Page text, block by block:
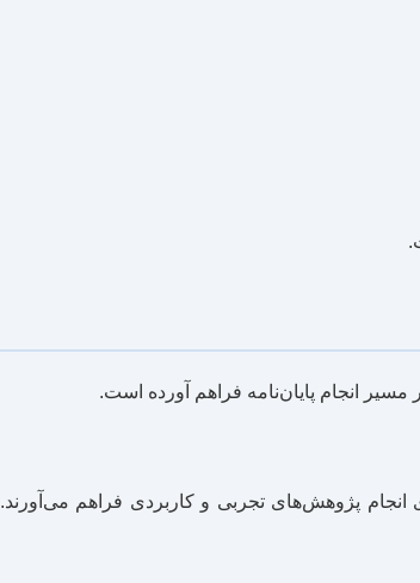
انجام پایان‌نامه فراهم آورده است.
پژوهش‌های تجربی و کاربردی فراهم می‌آورند.